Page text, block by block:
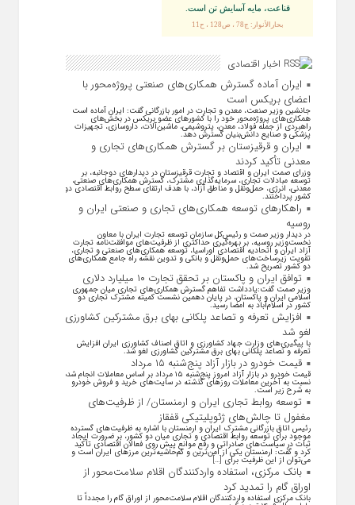
قناعت، مايه آسايش تن است.
بحارالأنوار: ج78 ، ص128 ، ح11
اخبار اقتصادی
ایران آماده گسترش همکاری‌های صنعتی پروژه‌محور با
اعضای بریکس است
جانشین وزیر صنعت، معدن و تجارت در امور بازرگانی گفت: ایران آماده است
همکاری‌های پروژه‌محور خود را با کشور‌های عضو بریکس در بخش‌های
راهبردی از جمله فولاد، معدن، پتروشیمی، ماشین‌آلات، داروسازی، تجهیزات
پزشکی و صنایع دانش‌بنیان گسترش دهد.
ایران و قرقیزستان بر گسترش همکاری‌های تجاری و
معدنی تأکید کردند
وزرای صمت ایران و اقتصاد و تجارت قرقیزستان در دیدار‌های دوجانبه، بر
توسعه مبادلات تجاری، سرمایه‌گذاری مشترک، گسترش همکاری‌های صنعتی،
معدنی، انرژی، حمل‌ونقل و مناطق آزاد، با هدف ارتقای سطح روابط اقتصادی دو
کشور پرداختند.
راهکارهای توسعه همکاری‌های تجاری و صنعتی ایران و
روسیه
در دیدار وزیر صمت و رئیس‌کل سازمان توسعه تجارت ایران با معاون
نخست‌وزیر روسیه، بر بهره‌گیری حداکثری از ظرفیت‌های موافقت‌نامه تجارت
آزاد ایران و اتحادیه اقتصادی اوراسیا، توسعه همکاری‌های صنعتی و تجاری،
تقویت زیرساخت‌های حمل‌ونقل و بانکی و تدوین نقشه راه جامع همکاری‌های
دو کشور تصریح شد.
توافق ایران و پاکستان بر تحقق تجارت ۱۰ میلیارد دلاری
وزیر صمت گفت:یادداشت تفاهم گسترش همکاری‌های تجاری میان جمهوری
اسلامی ایران و پاکستان، در پایان دهمین نشست کمیته مشترک تجاری دو
کشور در اسلام‌آباد به امضا رسید.
افزایش تعرفه و تصاعد پلکانی بهای برق مشترکین کشاورزی
لغو شد
با پیگیری‌های وزارت جهاد کشاورزی و اتاق اصناف کشاورزی ایران افزایش
تعرفه و تصاعد پلکانی بهای برق مشترکین کشاورزی لغو شد.
قیمت خودرو در بازار آزاد پنج‌شنبه ۱۵ مرداد
قیمت خودرو در بازار آزاد امروز پنج‌شنبه ۱۵ مرداد بر اساس معاملات انجام شده
نسبت به آخرین معاملات روز‌های گذشته در سایت‌های خرید و فروش خودرو
به شرح زیر است.
توسعه روابط تجاری ایران و ارمنستان/ از ظرفیت‌های
مغفول تا چالش‌های ژئوپلیتیکی قفقاز
رئیس اتاق بازرگانی مشترک ایران و ارمنستان با اشاره به ظرفیت‌های گسترده
موجود برای توسعه روابط اقتصادی و تجاری میان دو کشور، بر ضرورت ایجاد
ثبات در سیاست‌های صادراتی و رفع موانع پیش روی فعالان اقتصادی تأکید
کرد و گفت: ارمنستان یکی از امن‌ترین و کم‌حاشیه‌ترین مرز‌های ایران است و
می‌توان از این ظرفیت برای […]
بانک مرکزی، استفاده واردکنندگان اقلام سلامت‌محور از
اوراق گام را تمدید کرد
بانک مرکزی استفاده واردکنندگان اقلام سلامت‌محور از اوراق گام را مجدداً تا